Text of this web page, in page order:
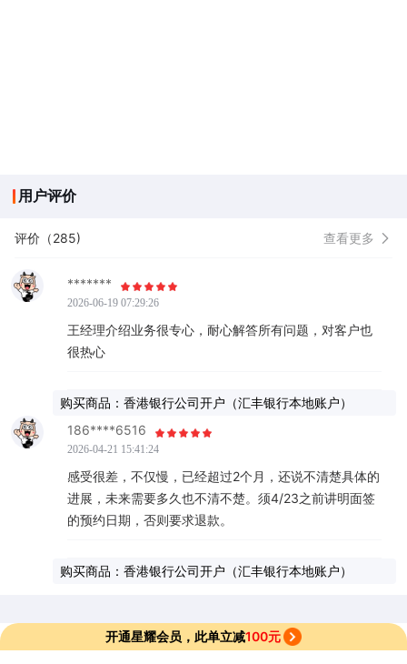
用户评价
评价（285) 查看更多
*******
2026-06-19 07:29:26
王经理介绍业务很专心，耐心解答所有问题，对客户也
很热心
购买商品：香港银行公司开户（汇丰银行本地账户）
186****6516
2026-04-21 15:41:24
感受很差，不仅慢，已经超过2个月，还说不清楚具体的
进展，未来需要多久也不清不楚。须4/23之前讲明面签
的预约日期，否则要求退款。
购买商品：香港银行公司开户（汇丰银行本地账户）
开通星耀会员，此单立减100元